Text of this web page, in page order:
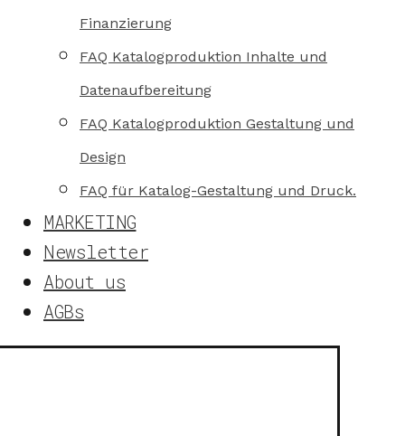
Finanzierung
FAQ Katalogproduktion Inhalte und
Datenaufbereitung
FAQ Katalogproduktion Gestaltung und
Design
FAQ für Katalog-Gestaltung und Druck.
MARKETING
Newsletter
About us
AGBs